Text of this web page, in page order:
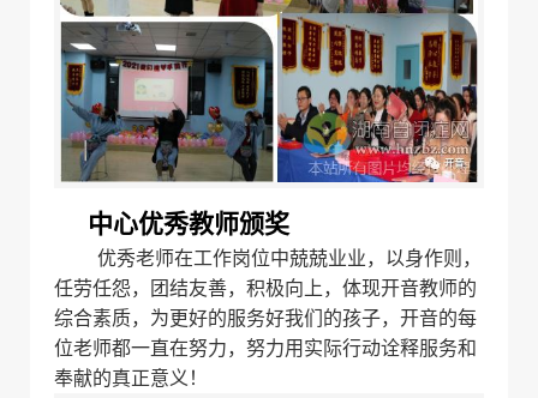
中心优秀教师颁奖
优秀老师在工作岗位中兢兢业业，以身作则，
任劳任怨，团结友善，积极向上，体现开音教师的
综合素质，为更好的服务好我们的孩子，开音的每
位老师都一直在努力，努力用实际行动诠释服务和
奉献的真正意义！